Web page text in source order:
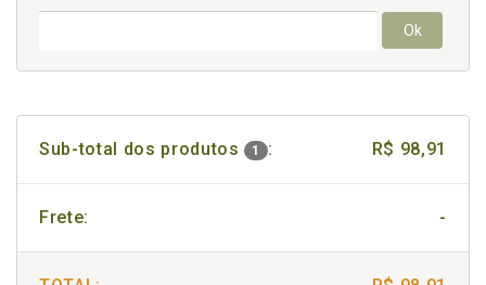
Ok
Sub-total dos produtos 1 : R$ 98,91
Frete: -